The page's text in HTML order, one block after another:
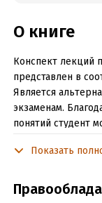
О книге
Конспект лекций
представлен в
Является
экзаменам.
понятий студент
успешно сдать
Показать